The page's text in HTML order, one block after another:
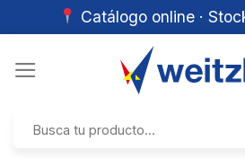
Catálogo online ·
por: